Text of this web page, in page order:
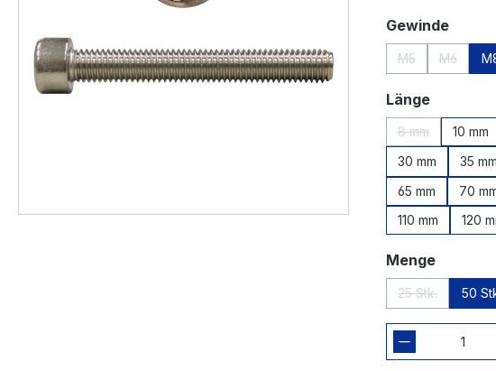
Gewinde
M5 M6
Länge
8 mm
10 mm
30 mm
35
65 mm
70
110 mm
120
Menge
25 Stk. 50